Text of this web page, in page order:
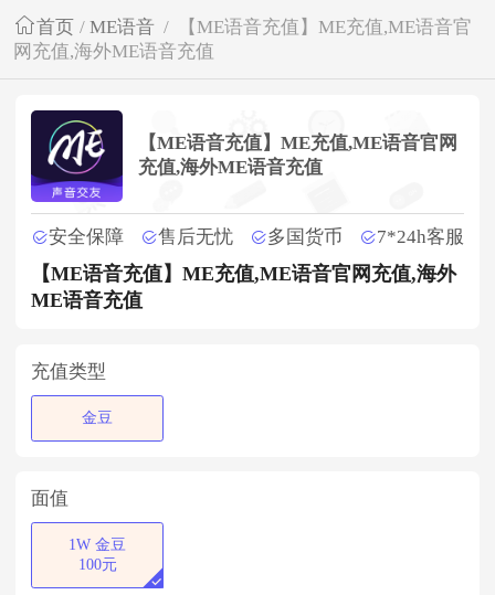
首页 / ME语音 /
【ME语音充值】ME充值,ME语音官
网充值,海外ME语音充值
【ME语音充值】ME充值,ME语音官网
充值,海外ME语音充值
安全保障 售后无忧 多国货币 7*24h客服
【ME语音充值】ME充值,ME语音官网充值,海外
ME语音充值
充值类型
金豆
面值
1W 金豆
100元